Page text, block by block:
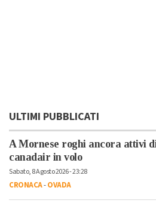
ULTIMI PUBBLICATI
A Mornese roghi ancora attivi
canadair in volo
Sabato, 8 Agosto 2026 - 23:28
CRONACA-OVADA